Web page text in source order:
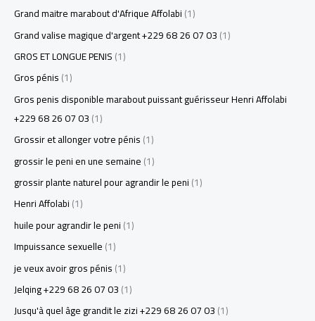
Grand maitre marabout d'Afrique Affolabi(1)
Grand valise magique d'argent +229 68 26 07 03(1)
GROS ET LONGUE PENIS(1)
Gros pénis(1)
Gros penis disponible marabout puissant guérisseur Henri Affolabi
+229 68 26 07 03(1)
Grossir et allonger votre pénis(1)
grossir le peni en une semaine(1)
grossir plante naturel pour agrandir le peni(1)
Henri Affolabi(1)
huile pour agrandir le peni(1)
Impuissance sexuelle(1)
je veux avoir gros pénis(1)
Jelqing +229 68 26 07 03(1)
Jusqu'à quel âge grandit le zizi +229 68 26 07 03(1)